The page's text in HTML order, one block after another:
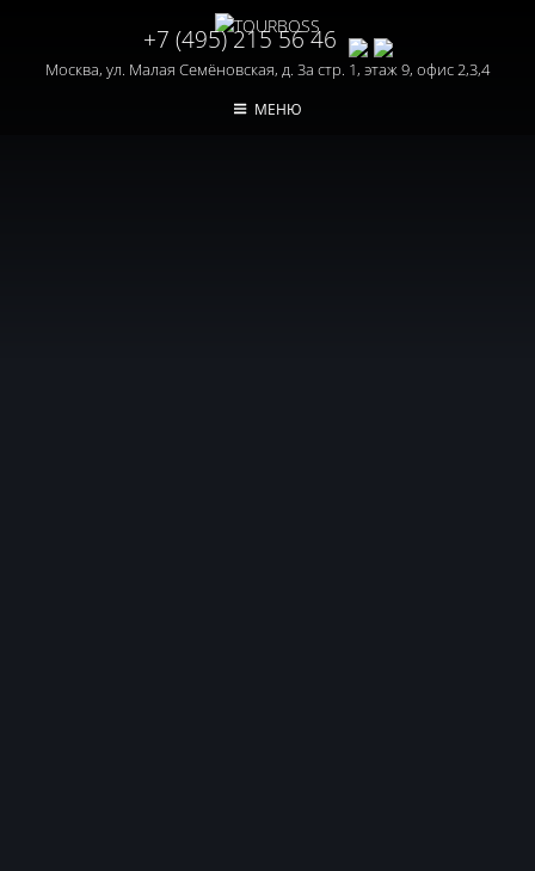
+7 (495) 215 56 46
Москва, ул. Малая Семёновская, д. 3а стр. 1, этаж 9, офис 2,3,4
МЕНЮ